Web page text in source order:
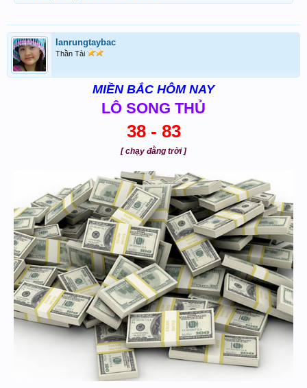
hết chiến dịch 1,thành công rực rỡ
----
-LO 59-95 TU 8/8 - 10-8 NHAN...n1
kết thúc 6 ngày chiến dịch 2,thành côngrực rở,ko cặp nào
vượt khung
chiến dịch 3
- Lô 04-40 xịt...ra ngày 4
- lô 46-64 từ 15-17/8 nhận n1
-lô 16-61 từ 16-18/8 nhận n1
- lô ......... Từ 17-19/8 (mai em lên số cả nhà tham khảo ak)
$ $$$ - đây pp và chiến thuật đánh của chủ nhân- $$$
lanrungtaybac
Thần Tài
MIỀN BẮC HÔM NAY
LÔ SONG THỦ
38 - 83
[ chạy đằng trời ]